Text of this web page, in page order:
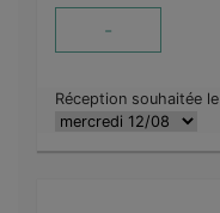
-
Réception souhaitée le